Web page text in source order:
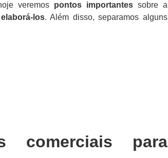
veremos pontos importantes sobre a
los. Além disso, separamos alguns
comerciais para